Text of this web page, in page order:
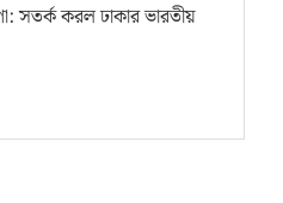
সতর্ক করল ঢাকার ভারতীয়